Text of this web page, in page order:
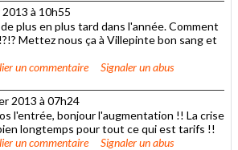
à 10h55
plus en plus tard dans l'année. Comment
Mettez nous ça à Villepinte bon sang et
un commentaire Signaler un abus
2013 à 07h24
l'entrée, bonjour l'augmentation !! La crise
longtemps pour tout ce qui est tarifs !!
un commentaire Signaler un abus